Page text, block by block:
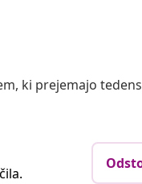
ki prejemajo